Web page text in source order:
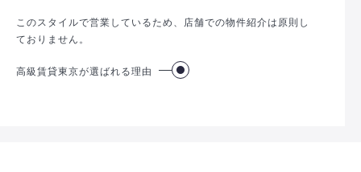
このスタイルで営業しているため、店舗での物件紹介は原則し
ておりません。
高級賃貸東京が選ばれる理由